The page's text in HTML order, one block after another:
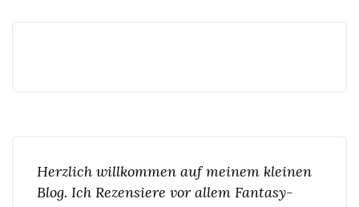
Herzlich willkommen auf meinem kleinen
Blog. Ich Rezensiere vor allem Fantasy-